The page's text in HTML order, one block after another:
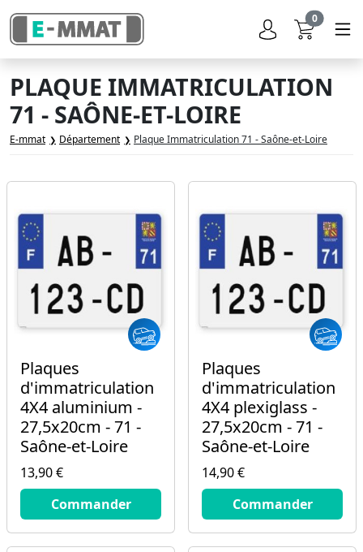
0
PLAQUE IMMATRICULATION
71 - SAÔNE-ET-LOIRE
E-mmat Département Plaque Immatriculation 71 - Saône-et-Loire
Plaques
d'immatriculation
4X4 aluminium -
27,5x20cm - 71 -
Saône-et-Loire
13,90 €
13.9
€Commander
Plaques
d'immatriculation
4X4 plexiglass -
27,5x20cm - 71 -
Saône-et-Loire
14,90 €
14.9
€Commander